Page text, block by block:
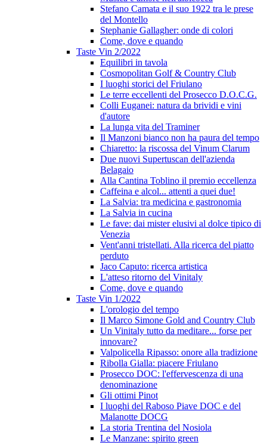
Stefano Camata e il suo 1922 tra le prese
del Montello
Stephanie Gallagher: onde di colori
Come, dove e quando
Taste Vin 2/2022
Equilibri in tavola
Cosmopolitan Golf & Country Club
I luoghi storici del Friulano
Le terre eccellenti del Prosecco D.O.C.G.
Colli Euganei: natura da brividi e vini
d'autore
La lunga vita del Traminer
Il Manzoni bianco non ha paura del tempo
Chiaretto: la riscossa del Vinum Clarum
Due nuovi Supertuscan dell'azienda
Belagaio
Alla Cantina Toblino il premio eccellenza
Caffeina e alcol... attenti a quei due!
La Salvia: tra medicina e gastronomia
La Salvia in cucina
Le fave: dai mister elusivi al dolce tipico di
Venezia
Vent'anni tristellati. Alla ricerca del piatto
perduto
Jaco Caputo: ricerca artistica
L'atteso ritorno del Vinitaly
Come, dove e quando
Taste Vin 1/2022
L'orologio del tempo
Il Marco Simone Gold and Country Club
Un Vinitaly tutto da meditare... forse per
innovare?
Valpolicella Ripasso: onore alla tradizione
Ribolla Gialla: piacere Friulano
Prosecco DOC: l'effervescenza di una
denominazione
Gli ottimi Pinot
I luoghi del Raboso Piave DOC e del
Malanotte DOCG
La storia Trentina del Nosiola
Le Manzane: spirito green